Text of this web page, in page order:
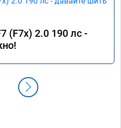
(F7x) 2.0 190 лс -